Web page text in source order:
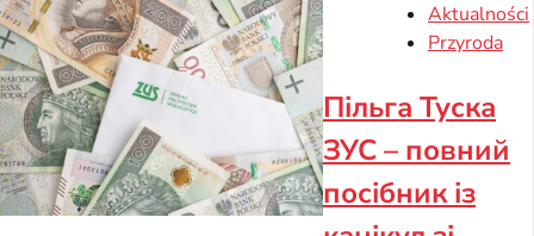
Aktualności
Przyroda
Пільга Туска
ЗУС – повний
посібник із